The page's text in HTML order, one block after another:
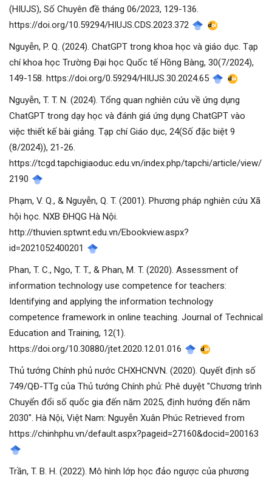
(HIUJS), Số Chuyên đề tháng 06/2023, 129-136.
https://doi.org/10.59294/HIUJS.CDS.2023.372
Nguyễn, P. Q. (2024). ChatGPT trong khoa học và giáo dục. Tạp
chí khoa học Trường Đại học Quốc tế Hồng Bàng, 30(7/2024),
149-158. https://doi.org/0.59294/HIUJS.30.2024.65
Nguyễn, T. T. N. (2024). Tổng quan nghiên cứu về ứng dụng
ChatGPT trong dạy học và đánh giá ứng dụng ChatGPT vào
việc thiết kế bài giảng. Tạp chí Giáo dục, 24(Số đặc biệt 9
(8/2024)), 21-26.
https://tcgd.tapchigiaoduc.edu.vn/index.php/tapchi/article/view/
2190
Phạm, V. Q., & Nguyễn, Q. T. (2001). Phương pháp nghiên cứu Xã
hội học. NXB ĐHQG Hà Nội.
http://thuvien.sptwnt.edu.vn/Ebookview.aspx?
id=2021052400201
Phan, T. C., Ngo, T. T., & Phan, M. T. (2020). Assessment of
information technology use competence for teachers:
Identifying and applying the information technology
competence framework in online teaching. Journal of Technical
Education and Training, 12(1).
https://doi.org/10.30880/jtet.2020.12.01.016
Thủ tướng Chính phủ nước CHXHCNVN. (2020). Quyết định số
749/QĐ-TTg của Thủ tướng Chính phủ: Phê duyệt "Chương trình
Chuyển đổi số quốc gia đến năm 2025, định hướng đến năm
2030". Hà Nội, Việt Nam: Nguyễn Xuân Phúc Retrieved from
https://chinhphu.vn/default.aspx?pageid=27160&docid=200163
Trần, T. B. H. (2022). Mô hình lớp học đảo ngược của phương